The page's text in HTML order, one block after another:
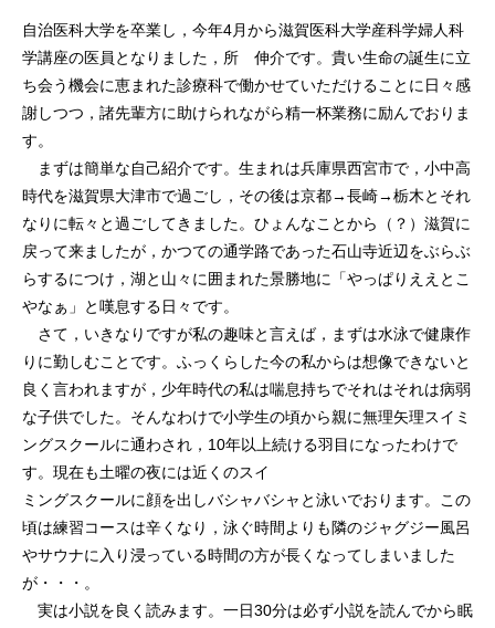
自治医科大学を卒業し，今年4月から滋賀医科大学産科学婦人科
学講座の医員となりました，所 伸介です。貴い生命の誕生に立
ち会う機会に恵まれた診療科で働かせていただけることに日々感
謝しつつ，諸先輩方に助けられながら精一杯業務に励んでおりま
す。
まずは簡単な自己紹介です。生まれは兵庫県西宮市で，小中高
時代を滋賀県大津市で過ごし，その後は京都→長崎→栃木とそれ
なりに転々と過ごしてきました。ひょんなことから（？）滋賀に
戻って来ましたが，かつての通学路であった石山寺近辺をぶらぶ
らするにつけ，湖と山々に囲まれた景勝地に「やっぱりええとこ
やなぁ」と嘆息する日々です。
さて，いきなりですが私の趣味と言えば，まずは水泳で健康作
りに勤しむことです。ふっくらした今の私からは想像できないと
良く言われますが，少年時代の私は喘息持ちでそれはそれは病弱
な子供でした。そんなわけで小学生の頃から親に無理矢理スイミ
ングスクールに通わされ，10年以上続ける羽目になったわけで
す。現在も土曜の夜には近くのスイ
ミングスクールに顔を出しバシャバシャと泳いでおります。この
頃は練習コースは辛くなり，泳ぐ時間よりも隣のジャグジー風呂
やサウナに入り浸っている時間の方が長くなってしまいました
が・・・。
実は小説を良く読みます。一日30分は必ず小説を読んでから眠